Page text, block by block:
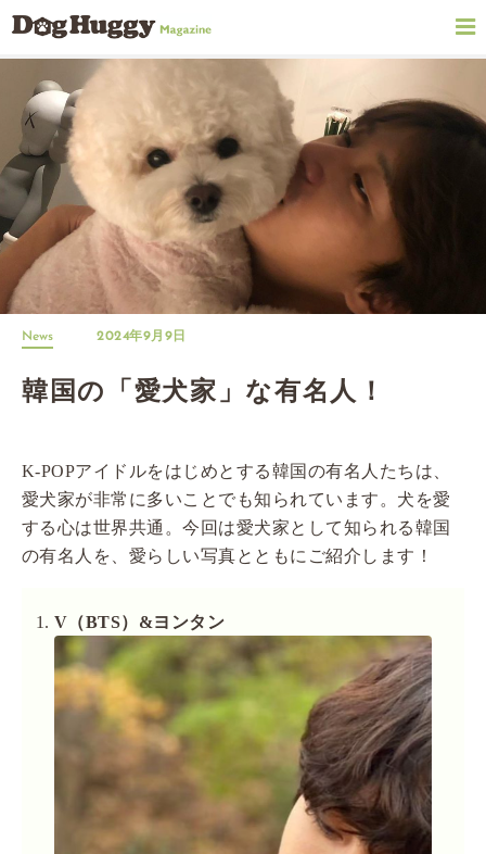
News 2024年9月9日
韓国の「愛犬家」な有名人！
K-POPアイドルをはじめとする韓国の有名人たちは、
愛犬家が非常に多いことでも知られています。犬を愛
する心は世界共通。今回は愛犬家として知られる韓国
の有名人を、愛らしい写真とともにご紹介します！
V （BTS）&ヨンタン